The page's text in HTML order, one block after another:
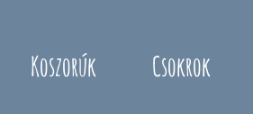
Koszorúk Csokrok